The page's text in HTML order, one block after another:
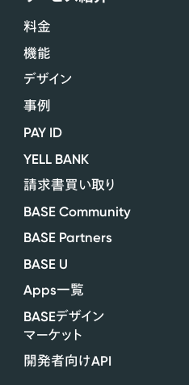
料金
機能
デザイン
事例
PAY ID
YELL BANK
請求書買い取り
BASE Community
BASE Partners
BASE U
Apps一覧
BASEデザイン
マーケット
開発者向けAPI